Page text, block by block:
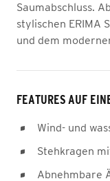
Saumabschluss.
stylischen ERIMA
und dem
FEATURES AUF
Wind- und
Stehkragen
Abnehmbare